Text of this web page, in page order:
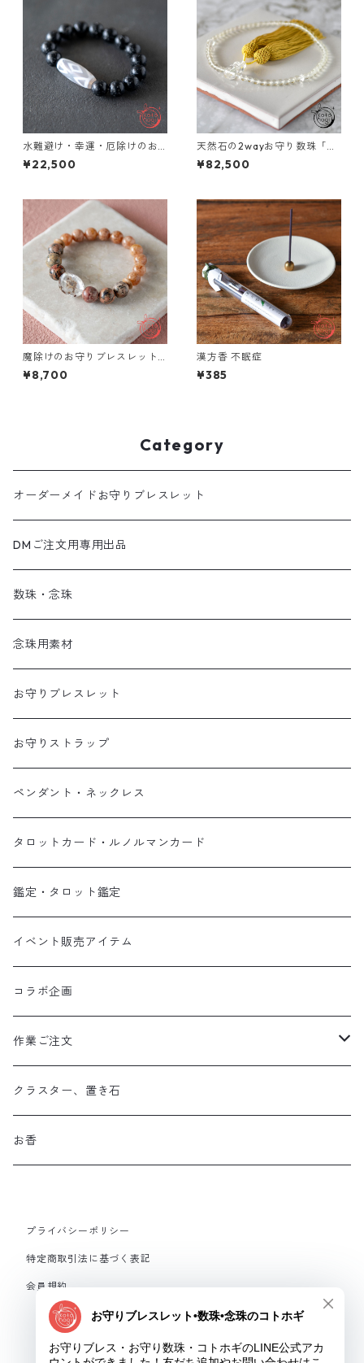
水難避け・幸運・厄除けのお
守りブレスレット「祝り」 常
願寺石 金剛虎牙天珠
¥22,500
天然石の2wayお守り数珠「ふ
たえ」 リビアングラス ガネー
シュヒマール 略式数珠【イン
¥82,500
魔除けのお守りブレスレット
「祝り」 ガーデンクォーツ ベ
トナム産桜瑪瑙 レオパードス
¥8,700
漢方香 不眠症
¥385
Category
オーダーメイドお守りブレスレット
DMご注文用専用出品
数珠・念珠
念珠用素材
お守りブレスレット
お守りストラップ
ペンダント・ネックレス
タロットカード・ルノルマンカード
鑑定・タロット鑑定
イベント販売アイテム
コラボ企画
作業ご注文
お守り数珠
お守り数珠ブレスレット
フルオーダーメイド
クラスター、置き石
お香
プライバシーポリシー
特定商取引法に基づく表記
会員規約
© お守りブレス・お守り数珠・コトホギ